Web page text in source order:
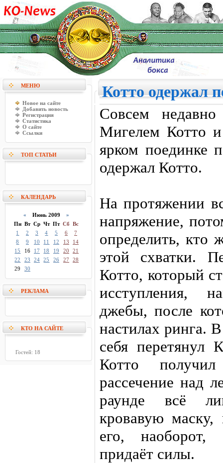
МЕНЮ
Новое на сайте
Добавить новость
Регистрация
Статистика
О сайте
Ссылки
ТОП СТАТЬИ
КАЛЕНДАРЬ
« Июнь 2009 »
Пн Вт Ср Чт Пт Сб Вс
1
2 3 4 5 6
7
8
9 10 11 12 13
14
15
16 17 18 19 20
21
22
23 24 25 26 27
28
29
30
РЕКЛАМА
КТО НА САЙТЕ
Гостей: 18
Котто одержал
Совсем
Мигелем Котто
ярком поединке
одержал Котто.
На протяжении
напряжение,
определить, кто
этой схватки.
Котто, который
исступления,
джебы, после
настилах ринга.
себя перетянул
Котто получил
рассечение над
раунде всё
кровавую маску,
его, наоборот,
придаёт силы.